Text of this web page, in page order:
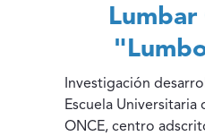
Lumbar
Investigación
Escuela
ONCE, centro